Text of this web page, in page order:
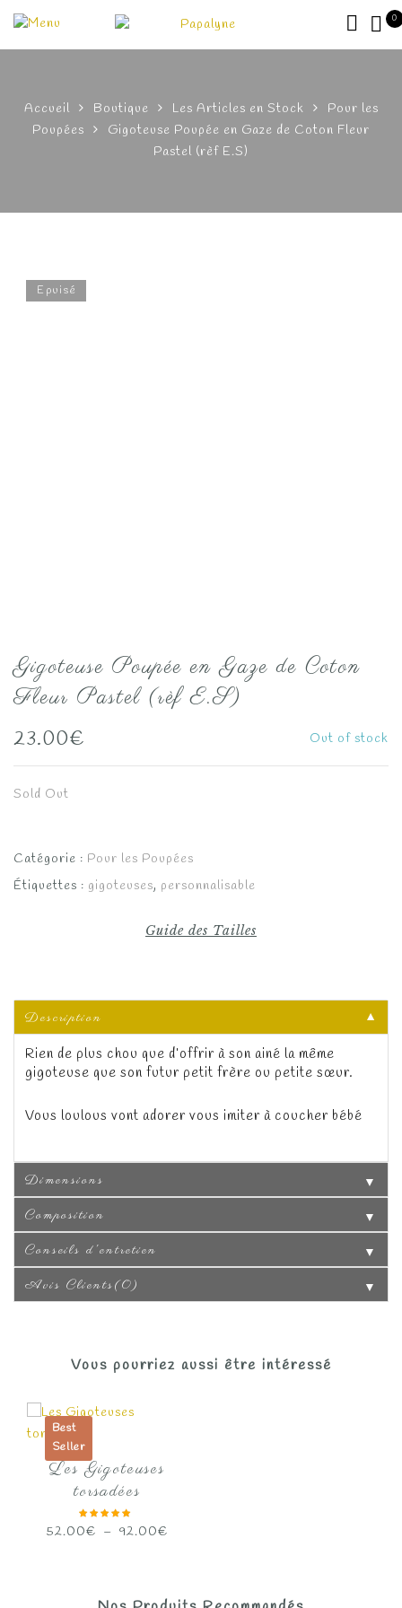
0
Accueil Boutique Les Articles en Stock
Pour les
Poupées
Gigoteuse Poupée en Gaze de Coton Fleur
Pastel (rèf E.S)
Epuisé
Gigoteuse Poupée en Gaze de Coton
Fleur Pastel (rèf E.S)
23.00€ Out of stock
Sold Out
Catégorie : Pour les Poupées
Étiquettes : gigoteuses, personnalisable
Guide des Tailles
Description
▼
Rien de plus chou que d’offrir à son ainé la même
gigoteuse que son futur petit frère ou petite sœur.
Vous loulous vont adorer vous imiter à coucher bébé
Dimensions ▼
Composition ▼
Conseils d'entretien ▼
Avis Clients(0) ▼
Vous pourriez aussi être intéressé
Best
Seller
Les Gigoteuses
torsadées
52.00€ – 92.00€Plage
52.00€